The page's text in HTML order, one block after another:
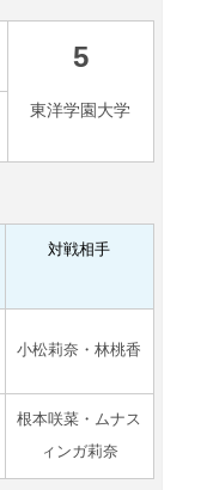
5
東洋学園大学
対戦相手
小松莉奈・林桃香
根本咲菜・ムナス
ィンガ莉奈